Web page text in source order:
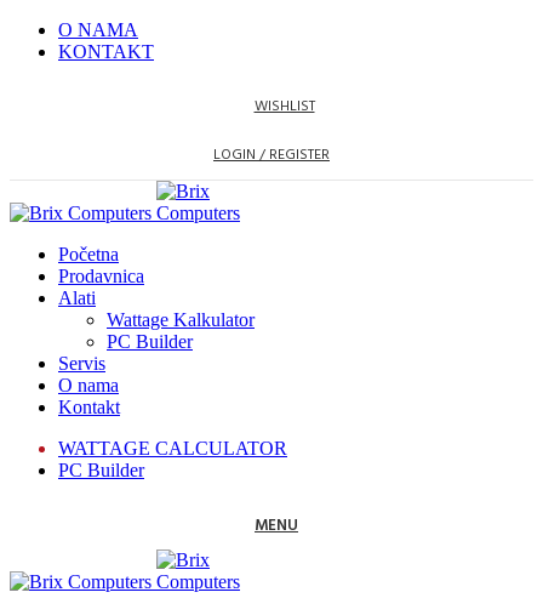
O NAMA
KONTAKT
WISHLIST
LOGIN / REGISTER
Početna
Prodavnica
Alati
Wattage Kalkulator
PC Builder
Servis
O nama
Kontakt
WATTAGE CALCULATOR
PC Builder
MENU